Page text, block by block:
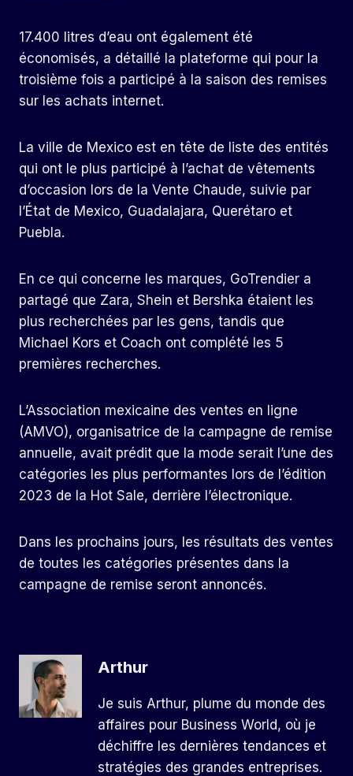
17.400 litres d’eau ont également été
économisés, a détaillé la plateforme qui pour la
troisième fois a participé à la saison des remises
sur les achats internet.
La ville de Mexico est en tête de liste des entités
qui ont le plus participé à l’achat de vêtements
d’occasion lors de la Vente Chaude, suivie par
l’État de Mexico, Guadalajara, Querétaro et
Puebla.
En ce qui concerne les marques, GoTrendier a
partagé que Zara, Shein et Bershka étaient les
plus recherchées par les gens, tandis que
Michael Kors et Coach ont complété les 5
premières recherches.
L’Association mexicaine des ventes en ligne
(AMVO), organisatrice de la campagne de remise
annuelle, avait prédit que la mode serait l’une des
catégories les plus performantes lors de l’édition
2023 de la Hot Sale, derrière l’électronique.
Dans les prochains jours, les résultats des ventes
de toutes les catégories présentes dans la
campagne de remise seront annoncés.
Arthur
Je suis Arthur, plume du monde des
affaires pour Business World, où je
déchiffre les dernières tendances et
stratégies des grandes entreprises.